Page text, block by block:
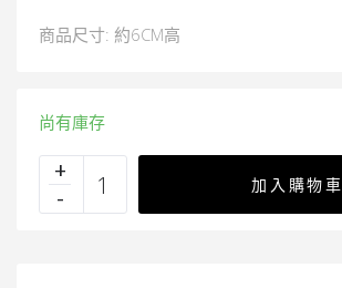
商品尺寸: 約6CM高
尚有庫存
加入購物車